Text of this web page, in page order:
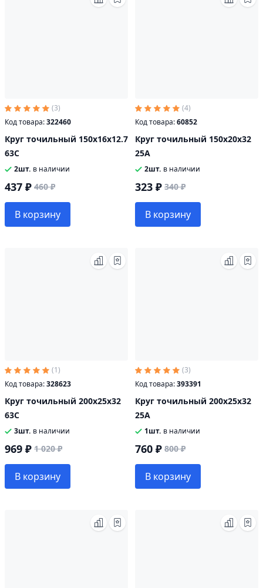
(3)
Код товара:322460
Круг точильный 150х16х12.7
63С
2шт. в наличии
437 ₽ 460 ₽
В корзину
(4)
Код товара:60852
Круг точильный 150х20х32
25А
2шт. в наличии
323 ₽ 340 ₽
В корзину
(1)
Код товара:328623
Круг точильный 200х25х32
63С
3шт. в наличии
969 ₽ 1 020 ₽
В корзину
(3)
Код товара:393391
Круг точильный 200х25х32
25А
1шт. в наличии
760 ₽ 800 ₽
В корзину